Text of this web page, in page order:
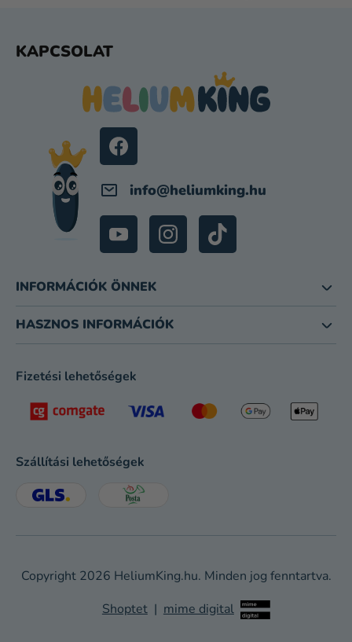
KAPCSOLAT
info@heliumking.hu
INFORMÁCIÓK ÖNNEK
HASZNOS INFORMÁCIÓK
Fizetési lehetőségek
Szállítási lehetőségek
Shoptet | mime digital
Copyright 2026 HeliumKing.hu. Minden jog fenntartva.